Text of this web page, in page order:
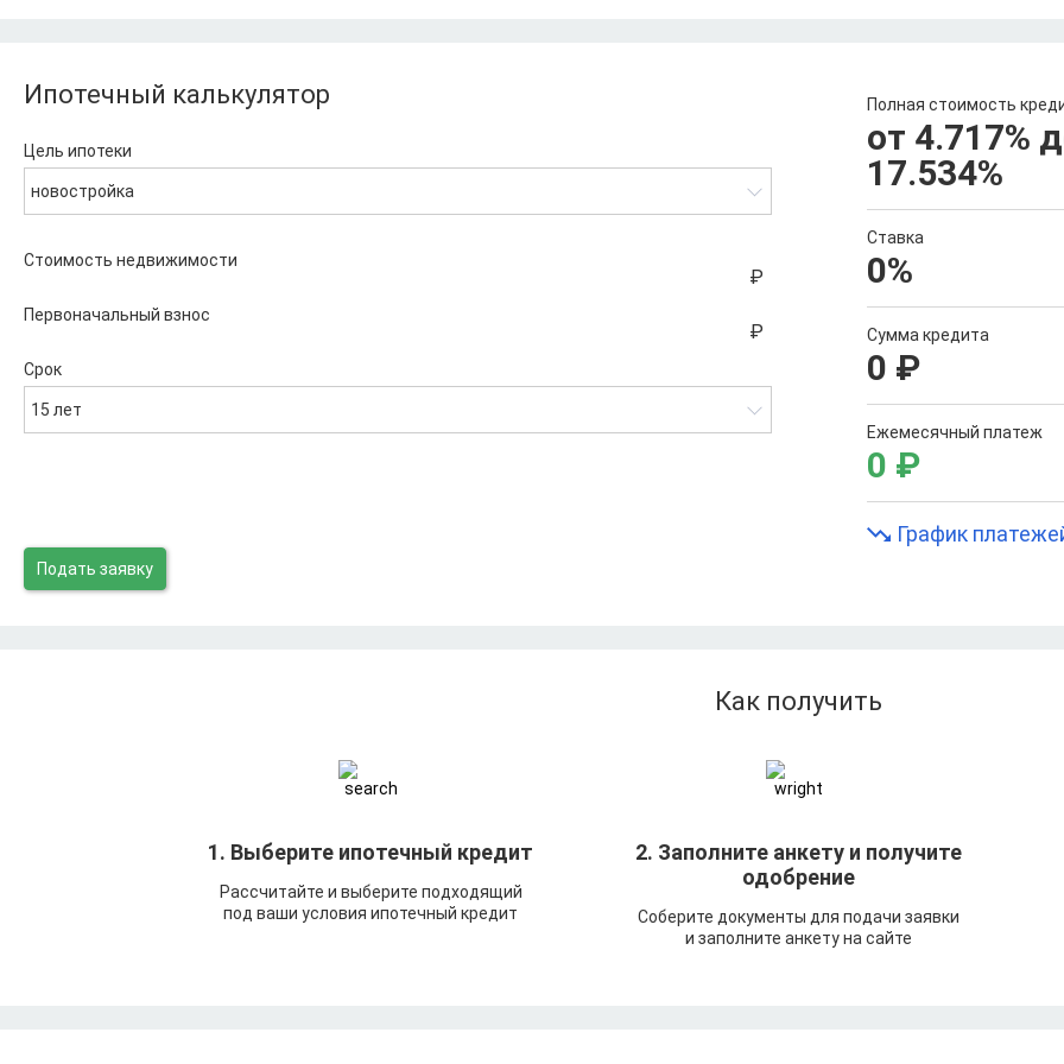
Ипотечный калькулятор
Цель ипотеки
новостройка
Стоимость недвижимости
Первоначальный взнос
Срок
15 лет
Полная стоимость
от 4.717%
17.534%
Ставка
0%
Сумма кредита
0 ₽
Ежемесячный платеж
0 ₽
График
Подать заявку
Как получить
1. Выберите ипотечный кредит
Рассчитайте и выберите подходящий
под ваши условия ипотечный кредит
2. Заполните анкету и получите
одобрение
Соберите документы для подачи заявки
и заполните анкету на сайте